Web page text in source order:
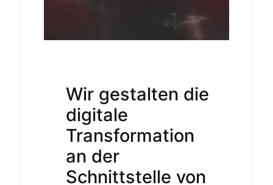
Wir gestalten die
digitale
Transformation
an der
Schnittstelle von